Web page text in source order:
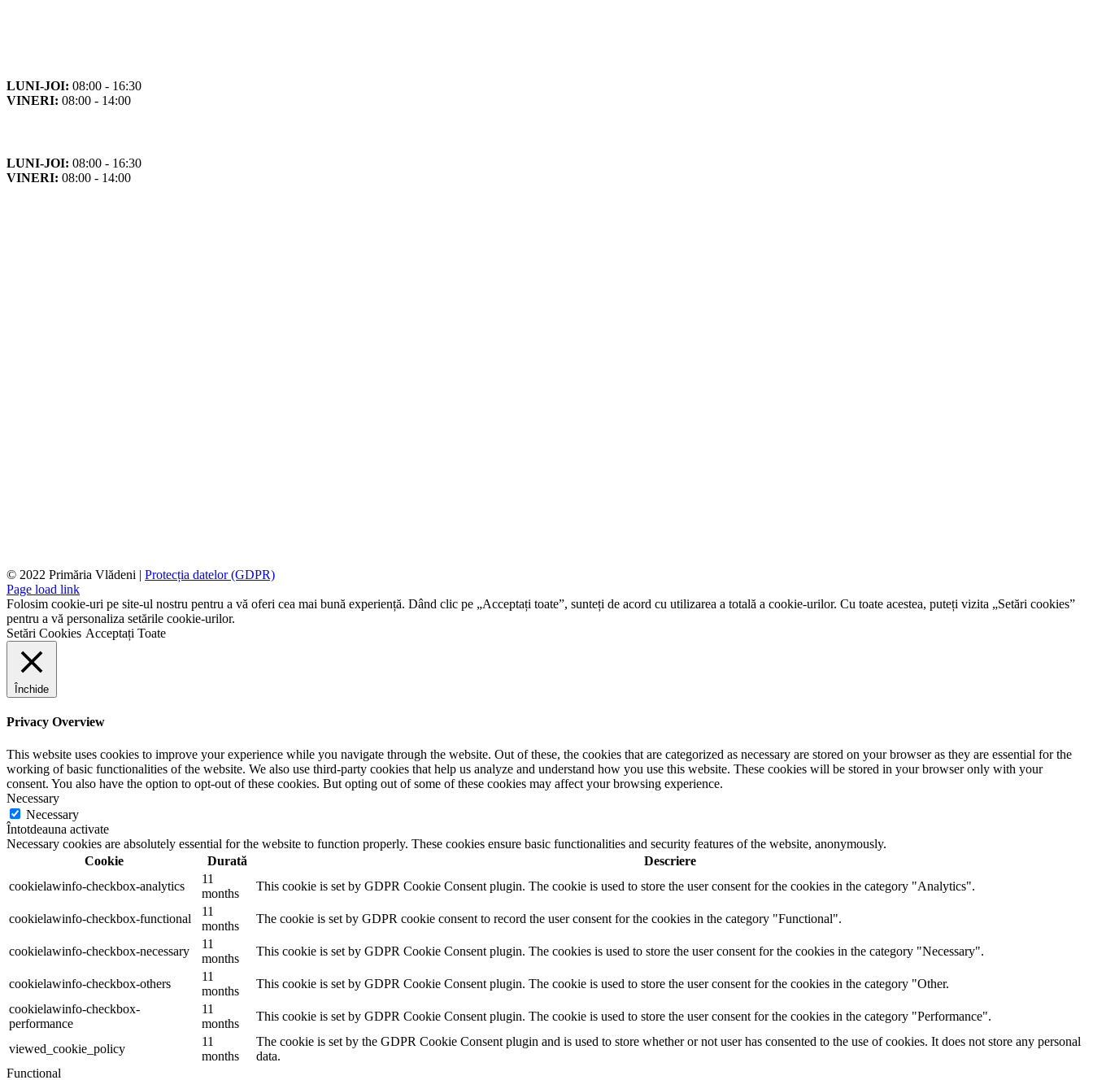
LUNI-JOI: 08:00 - 16:30
VINERI: 08:00 - 14:00
LUNI-JOI: 08:00 - 16:30
VINERI: 08:00 - 14:00
© 2022 Primăria Vlădeni | Protecția datelor (GDPR)
Page load link
Folosim cookie-uri pe site-ul nostru pentru a vă oferi cea mai bună experiență. Dând clic pe „Acceptați toate”, sunteți de acord cu utilizarea a totală a cookie-urilor. Cu toate acestea, puteți vizita „Setări cookies”
pentru a vă personaliza setările cookie-urilor.
Setări Cookies Acceptați Toate
Închide
Privacy Overview
This website uses cookies to improve your experience while you navigate through the website. Out of these, the cookies that are categorized as necessary are stored on your browser as they are essential for the
working of basic functionalities of the website. We also use third-party cookies that help us analyze and understand how you use this website. These cookies will be stored in your browser only with your
consent. You also have the option to opt-out of these cookies. But opting out of some of these cookies may affect your browsing experience.
Necessary
Necessary
Întotdeauna activate
Necessary cookies are absolutely essential for the website to function properly. These cookies ensure basic functionalities and security features of the website, anonymously.
Cookie
Durată
Descriere
cookielawinfo-checkbox-analytics
11
months
This cookie is set by GDPR Cookie Consent plugin. The cookie is used to store the user consent for the cookies in the category "Analytics".
cookielawinfo-checkbox-functional
11
months
The cookie is set by GDPR cookie consent to record the user consent for the cookies in the category "Functional".
cookielawinfo-checkbox-necessary
11
months
This cookie is set by GDPR Cookie Consent plugin. The cookies is used to store the user consent for the cookies in the category "Necessary".
cookielawinfo-checkbox-others
11
months
This cookie is set by GDPR Cookie Consent plugin. The cookie is used to store the user consent for the cookies in the category "Other.
cookielawinfo-checkbox-
performance
11
months
This cookie is set by GDPR Cookie Consent plugin. The cookie is used to store the user consent for the cookies in the category "Performance".
viewed_cookie_policy
11
months
The cookie is set by the GDPR Cookie Consent plugin and is used to store whether or not user has consented to the use of cookies. It does not store any personal
data.
Functional